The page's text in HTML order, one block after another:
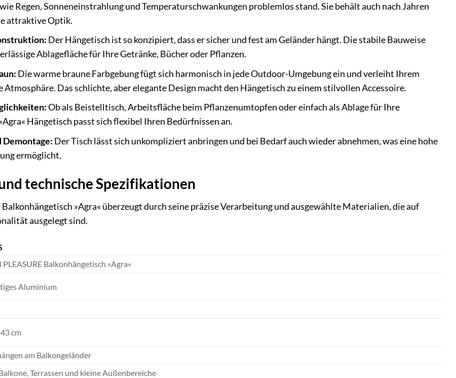
Regen, Sonneneinstrahlung und Temperaturschwankungen problemlos stand. Sie behält auch nach Jahren
attraktive Optik.
Der Hängetisch ist so konzipiert, dass er sicher und fest am Geländer hängt. Die stabile Bauweise
Ablagefläche für Ihre Getränke, Bücher oder Pflanzen.
Die warme braune Farbgebung fügt sich harmonisch in jede Outdoor-Umgebung ein und verleiht Ihrem
Atmosphäre. Das schlichte, aber elegante Design macht den Hängetisch zu einem stilvollen Accessoire.
Ob als Beistelltisch, Arbeitsfläche beim Pflanzenumtopfen oder einfach als Ablage für Ihre
Hängetisch passt sich flexibel Ihren Bedürfnissen an.
Demontage: Der Tisch lässt sich unkompliziert anbringen und bei Bedarf auch wieder abnehmen, was eine hohe
ermöglicht.
technische Spezifikationen
Balkonhängetisch »Agra« überzeugt durch seine präzise Verarbeitung und ausgewählte Materialien, die auf
ausgelegt sind.
PLEASURE Balkonhängetisch »Agra«
Aluminium
cm
am Balkongeländer
Terrassen und kleine Außenbereiche